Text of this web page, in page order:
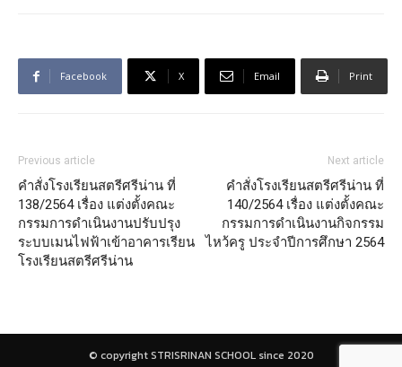
Facebook X Email Print
Previous article
คำสั่งโรงเรียนสตรีศรีน่าน ที่
138/2564 เรื่อง แต่งตั้งคณะ
กรรมการดำเนินงานปรับปรุง
ระบบเมนไฟฟ้าเข้าอาคารเรียน
โรงเรียนสตรีศรีน่าน
Next article
คำสั่งโรงเรียนสตรีศรีน่าน ที่
140/2564 เรื่อง แต่งตั้งคณะ
กรรมการดำเนินงานกิจกรรม
ไหว้ครู ประจำปีการศึกษา 2564
© copyright STRISRINAN SCHOOL since 2020